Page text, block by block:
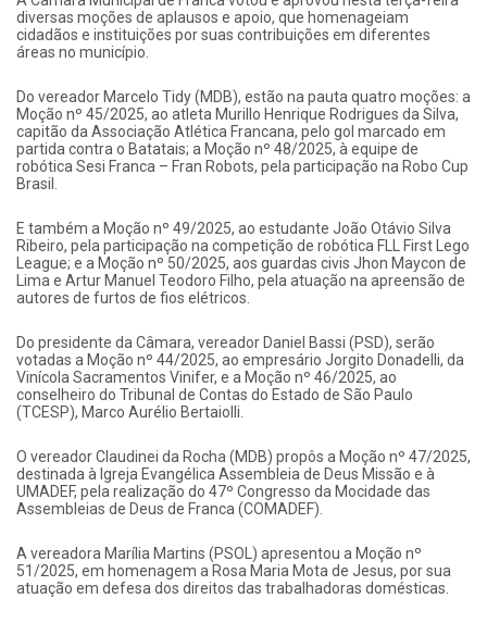
diversas moções de aplausos e apoio, que homenageiam
cidadãos e instituições por suas contribuições em diferentes
áreas no município.
Do vereador Marcelo Tidy (MDB), estão na pauta quatro moções: a
Moção nº 45/2025, ao atleta Murillo Henrique Rodrigues da Silva,
capitão da Associação Atlética Francana, pelo gol marcado em
partida contra o Batatais; a Moção nº 48/2025, à equipe de
robótica Sesi Franca – Fran Robots, pela participação na Robo Cup
Brasil.
E também a Moção nº 49/2025, ao estudante João Otávio Silva
Ribeiro, pela participação na competição de robótica FLL First Lego
League; e a Moção nº 50/2025, aos guardas civis Jhon Maycon de
Lima e Artur Manuel Teodoro Filho, pela atuação na apreensão de
autores de furtos de fios elétricos.
Do presidente da Câmara, vereador Daniel Bassi (PSD), serão
votadas a Moção nº 44/2025, ao empresário Jorgito Donadelli, da
Vinícola Sacramentos Vinifer, e a Moção nº 46/2025, ao
conselheiro do Tribunal de Contas do Estado de São Paulo
(TCESP), Marco Aurélio Bertaiolli.
O vereador Claudinei da Rocha (MDB) propôs a Moção nº 47/2025,
destinada à Igreja Evangélica Assembleia de Deus Missão e à
UMADEF, pela realização do 47º Congresso da Mocidade das
Assembleias de Deus de Franca (COMADEF).
A vereadora Marília Martins (PSOL) apresentou a Moção nº
51/2025, em homenagem a Rosa Maria Mota de Jesus, por sua
atuação em defesa dos direitos das trabalhadoras domésticas.